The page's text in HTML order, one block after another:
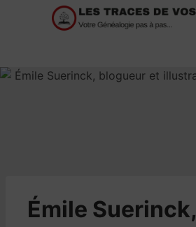
​Émile Suerinck,